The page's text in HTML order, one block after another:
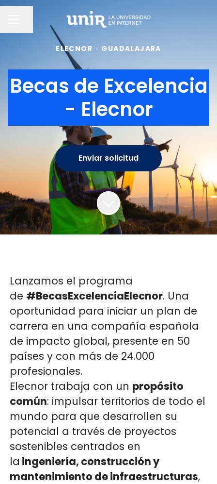
MENÚ DE EMPLEO
Compartir página
ELECNOR · GUADALAJARA
Becas de Excelencia
- Elecnor
Enviar solicitud
Lanzamos el programa
de #BecasExcelenciaElecnor. Una
oportunidad para iniciar un plan de
carrera en una compañía española
de impacto global, presente en 50
países y con más de 24.000
profesionales.
Elecnor trabaja con un propósito
común: impulsar territorios de todo el
mundo para que desarrollen su
potencial a través de proyectos
sostenibles centrados en
la ingeniería, construcción y
mantenimiento de infraestructuras,